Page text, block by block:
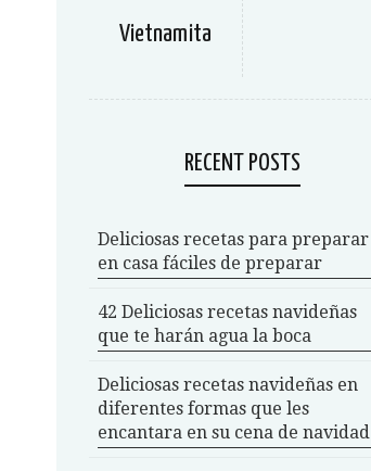
Vietnamita
RECENT POSTS
Deliciosas recetas para preparar
en casa fáciles de preparar
42 Deliciosas recetas navideñas
que te harán agua la boca
Deliciosas recetas navideñas en
diferentes formas que les
encantara en su cena de navidad